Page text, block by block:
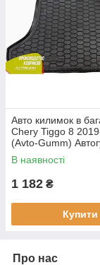
Авто килимок в
Chery Tiggo 8
(Avto-Gumm)
В наявності
1 182 ₴
Купити
Про нас